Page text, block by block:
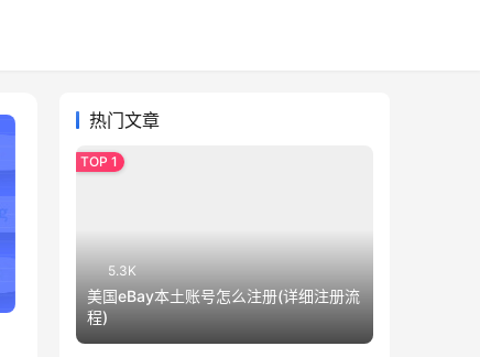
热门文章
5.3K
美国eBay本土账号怎么注册(详细注册流
程)